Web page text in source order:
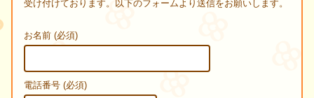
受け付けております。以下のフォームより送信をお願いします。
お名前 (必須)
電話番号 (必須)